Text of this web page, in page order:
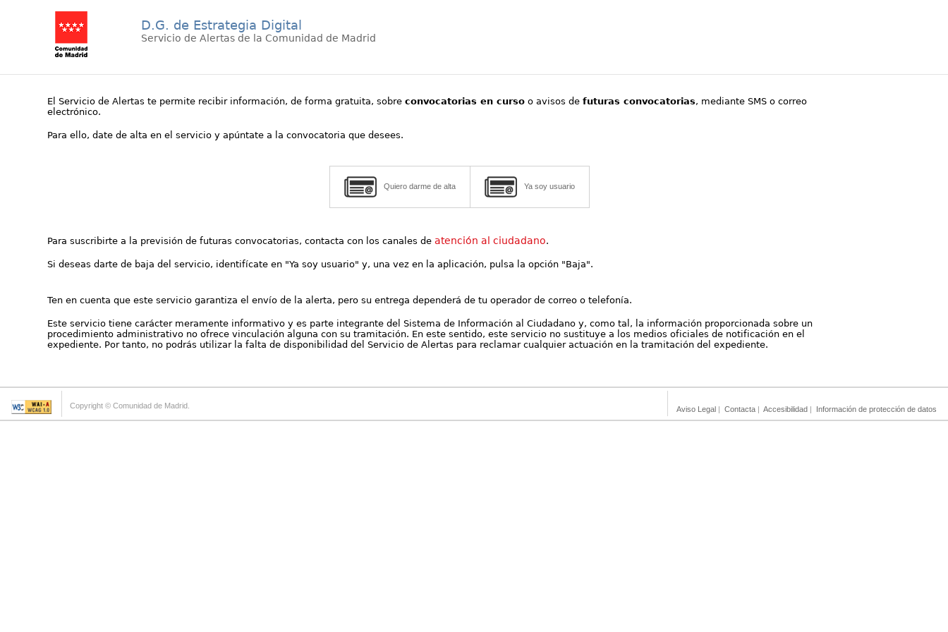
D.G. de Estrategia Digital
Servicio de Alertas de la Comunidad de Madrid
El Servicio de Alertas te permite recibir información, de forma gratuita, sobreconvocatorias en curso o avisos defuturas convocatorias, mediante SMS o correo
electrónico.
Para ello, date de alta en el servicio y apúntate a la convocatoria que desees.
Quiero darme de alta Ya soy usuario
Para suscribirte a la previsión de futuras convocatorias, contacta con los canales deatención al ciudadano.
Si deseas darte de baja del servicio, identifícate en "Ya soy usuario" y, una vez en la aplicación, pulsa la opción "Baja".
Ten en cuenta que este servicio garantiza el envío de la alerta, pero su entrega dependerá de tu operador de correo o telefonía.
Este servicio tiene carácter meramente informativo y es parte integrante del Sistema de Información al Ciudadano y, como tal, la información proporcionada sobre un
procedimiento administrativo no ofrece vinculación alguna con su tramitación. En este sentido, este servicio no sustituye a los medios oficiales de notificación en el
expediente. Por tanto, no podrás utilizar la falta de disponibilidad del Servicio de Alertas para reclamar cualquier actuación en la tramitación del expediente.
Copyright © Comunidad de Madrid. Aviso Legal | Contacta | Accesibilidad | Información de protección de datos